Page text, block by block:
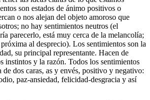
son estados de ánimo positivos o
o nos alejan del objeto amoroso que
no hay sentimientos neutros (el
parecerlo, está muy cerca de la melancolía;
al desprecio). Los sentimientos son la
su principal representante. Hacen de
instintos y la razón. Todos los sentimientos
de dos caras, as y envés, positivo y negativo:
paz-ansiedad, felicidad-desgracia y así